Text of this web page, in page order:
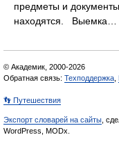
предметы и
находятся.
© Академик, 2000-2026
Обратная связь: Техподдержка
👣 Путешествия
Экспорт словарей на сайты ,
WordPress, MODx.